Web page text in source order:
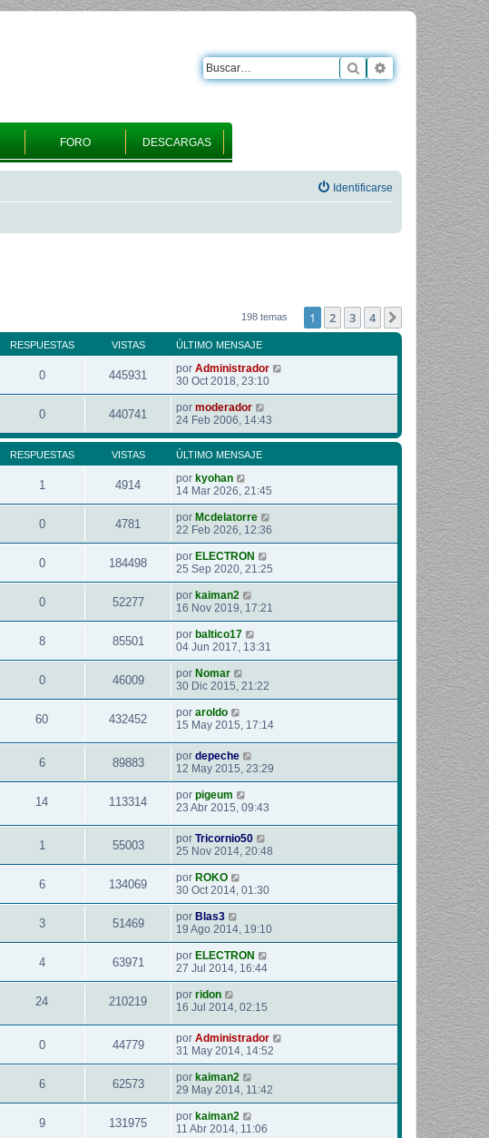
FORO DESCARGAS
Buscar Búsqueda
Identificarse
198 temas 1 2 3 4 Siguiente
RESPUESTAS VISTAS ÚLTIMO MENSAJE
0 445931 por Administrador
30 Oct 2018, 23:10
0 440741 por moderador
24 Feb 2006, 14:43
RESPUESTAS VISTAS ÚLTIMO MENSAJE
1 4914 por kyohan
14 Mar 2026, 21:45
0 4781 por Mcdelatorre
22 Feb 2026, 12:36
0 184498 por ELECTRON
25 Sep 2020, 21:25
0 52277 por kaiman2
16 Nov 2019, 17:21
8 85501 por baltico17
04 Jun 2017, 13:31
0 46009 por Nomar
30 Dic 2015, 21:22
60 432452 por aroldo
15 May 2015, 17:14
6 89883 por depeche
12 May 2015, 23:29
14 113314 por pigeum
23 Abr 2015, 09:43
1 55003 por Tricornio50
25 Nov 2014, 20:48
6 134069 por ROKO
30 Oct 2014, 01:30
3 51469 por Blas3
19 Ago 2014, 19:10
4 63971 por ELECTRON
27 Jul 2014, 16:44
24 210219 por ridon
16 Jul 2014, 02:15
0 44779 por Administrador
31 May 2014, 14:52
6 62573 por kaiman2
29 May 2014, 11:42
9 131975 por kaiman2
11 Abr 2014, 11:06